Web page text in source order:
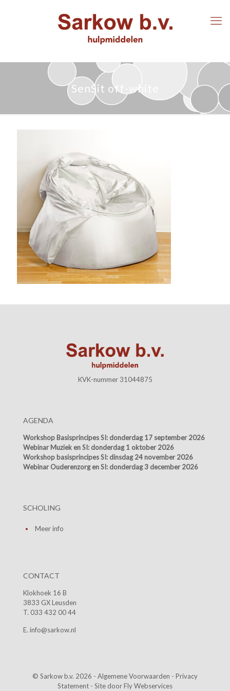
SenSit off-white
KVK-nummer 31044875
AGENDA
Workshop Basisprincipes SI: donderdag 17 september 2026
Webinar Muziek en SI: donderdag 1 oktober 2026
Workshop basisprincipes SI: dinsdag 24 november 2026
Webinar Ouderenzorg en SI: donderdag 3 december 2026
SCHOLING
Meer info
CONTACT
Klokhoek 16 B
3833 GX Leusden
T. 033 432 00 44
E. info@sarkow.nl
© Sarkow b.v. 2026 - Algemene Voorwaarden - Privacy
Statement - Site doorFly Webservices